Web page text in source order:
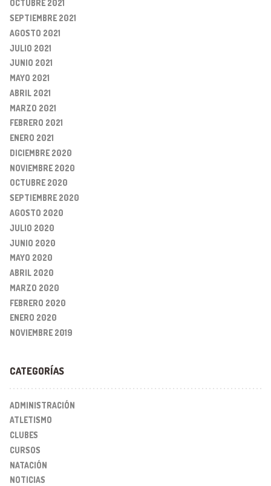
OCTUBRE 2021
SEPTIEMBRE 2021
AGOSTO 2021
JULIO 2021
JUNIO 2021
MAYO 2021
ABRIL 2021
MARZO 2021
FEBRERO 2021
ENERO 2021
DICIEMBRE 2020
NOVIEMBRE 2020
OCTUBRE 2020
SEPTIEMBRE 2020
AGOSTO 2020
JULIO 2020
JUNIO 2020
MAYO 2020
ABRIL 2020
MARZO 2020
FEBRERO 2020
ENERO 2020
NOVIEMBRE 2019
CATEGORÍAS
ADMINISTRACIÓN
ATLETISMO
CLUBES
CURSOS
NATACIÓN
NOTICIAS